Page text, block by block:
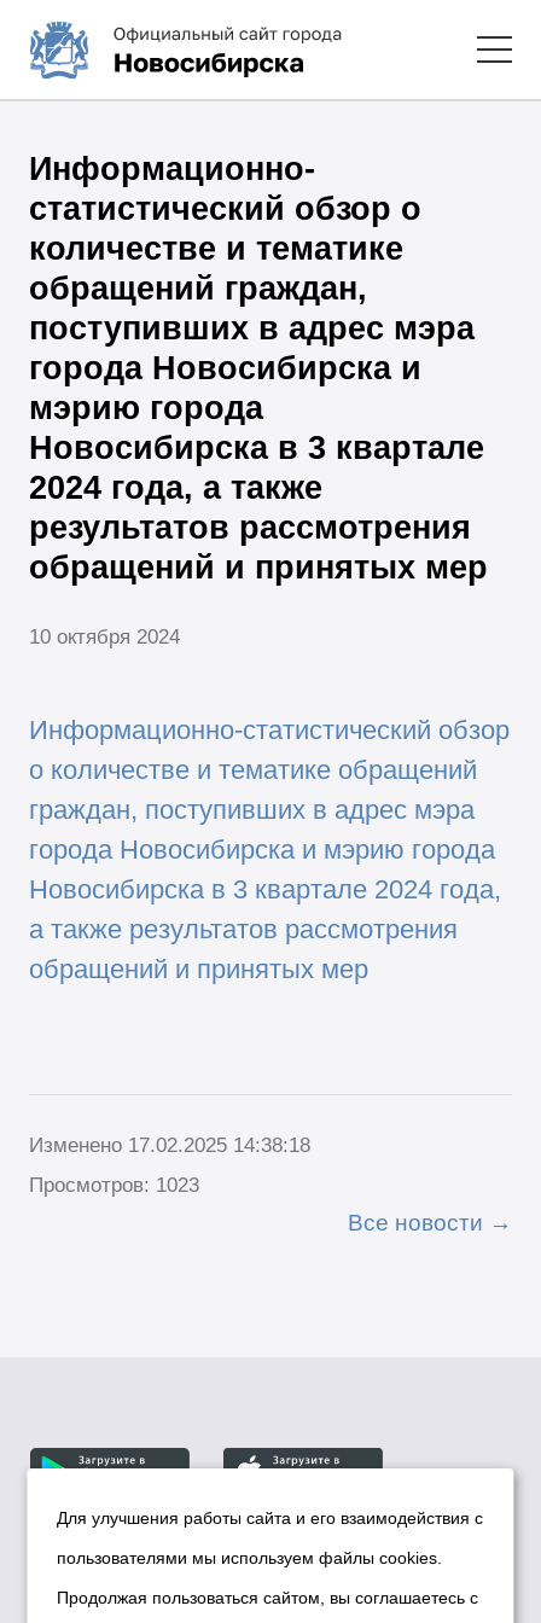
Информационно-
статистический обзор о
количестве и тематике
обращений граждан,
поступивших в адрес мэра
города Новосибирска и
мэрию города
Новосибирска в 3 квартале
2024 года, а также
результатов рассмотрения
обращений и принятых мер
10 октября 2024
Информационно-статистический обзор
о количестве и тематике обращений
граждан, поступивших в адрес мэра
города Новосибирска и мэрию города
Новосибирска в 3 квартале 2024 года,
а также результатов рассмотрения
обращений и принятых мер
Изменено 17.02.2025 14:38:18
Просмотров: 1023
Все новости
© Департамент информационной политики мэрии
города Новосибирска, 2026
Для улучшения работы сайта и его взаимодействия с
пользователями мы используем файлы cookies.
Продолжая пользоваться сайтом, вы соглашаетесь с